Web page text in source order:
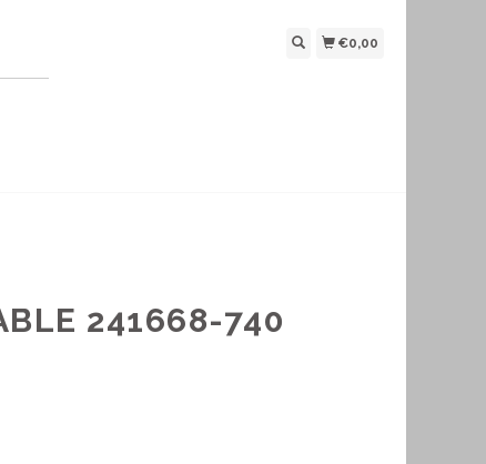
€0,00
241668-740